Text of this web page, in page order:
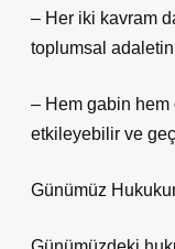
– Her iki kavram
toplumsal
– Hem gabin
etkileyebilir ve
Günümüz